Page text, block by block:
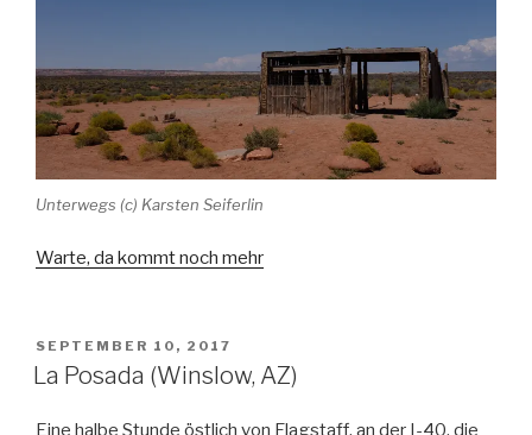
Unterwegs (c) Karsten Seiferlin
Warte, da kommt noch mehr
VERÖFFENTLICHT
AM
SEPTEMBER 10, 2017
La Posada (Winslow, AZ)